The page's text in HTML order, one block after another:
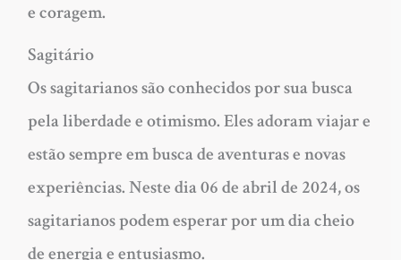
e coragem.
Sagitário
Os sagitarianos são conhecidos por sua busca
pela liberdade e otimismo. Eles adoram viajar e
estão sempre em busca de aventuras e novas
experiências. Neste dia 06 de abril de 2024, os
sagitarianos podem esperar por um dia cheio
de energia e entusiasmo.